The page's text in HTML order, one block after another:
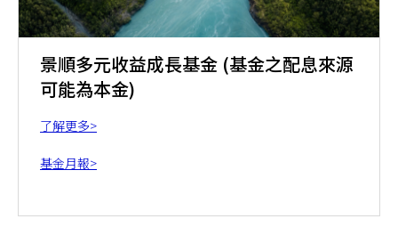
景順多元收益成長基金 (基金之配息來源
可能為本金)
了解更多>
基金月報>